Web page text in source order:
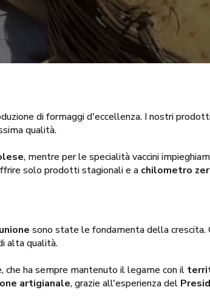
di formaggi d'eccellenza. I nostri
qualità.
, mentre per le specialità vaccini
solo prodotti stagionali e a chilometro
unione sono state le fondamenta della crescita.
alta qualità.
che ha sempre mantenuto il legame con il
artigianale, grazie all'esperienza del